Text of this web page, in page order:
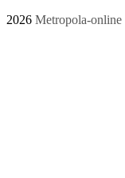
2026 Metropola-online